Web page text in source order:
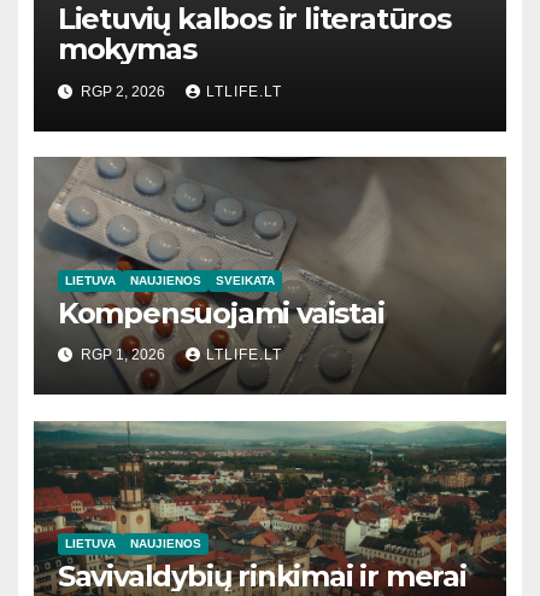
Lietuvių kalbos ir literatūros
mokymas
RGP 2, 2026 LTLIFE.LT
LIETUVA NAUJIENOS SVEIKATA
Kompensuojami vaistai
RGP 1, 2026 LTLIFE.LT
LIETUVA NAUJIENOS
Savivaldybių rinkimai ir merai